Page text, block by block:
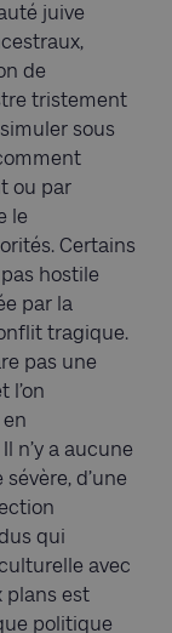
juive
de
tristement
sous
ou par
le
Certains
hostile
par la
tragique.
pas une
l’on
n’y a aucune
d’une
qui
avec
plans est
politique